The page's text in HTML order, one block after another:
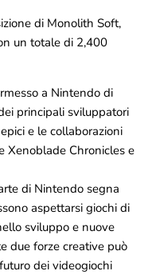
di Monolith Soft,
un totale di 2,400
a Nintendo di
principali sviluppatori
e le collaborazioni
Xenoblade Chronicles e
di Nintendo segna
aspettarsi giochi di
sviluppo e nuove
due forze creative può
dei videogiochi